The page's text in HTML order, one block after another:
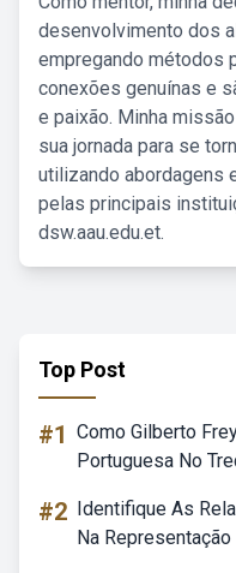
desenvolvimento dos
empregando métodos
conexões genuínas e
e paixão. Minha
sua jornada para se
utilizando abordagens
pelas principais
dsw.aau.edu.et.
Top Post
#1 Como Gilberto
Portuguesa No
#2 Identifique As
Na